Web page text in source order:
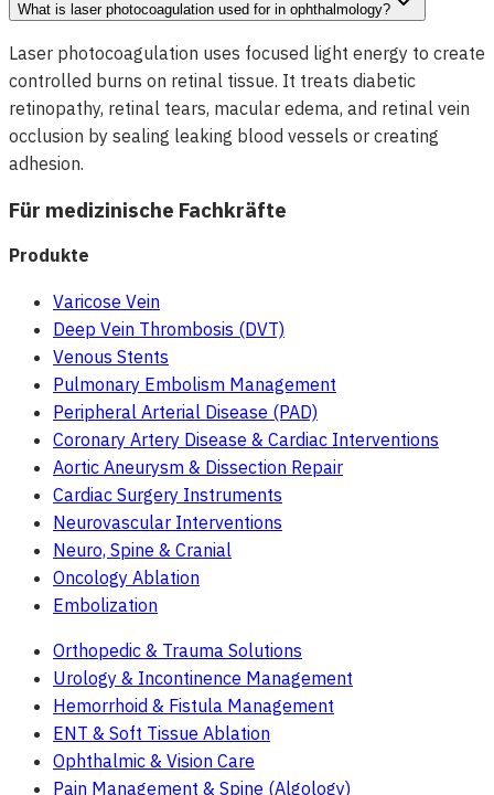
What is laser photocoagulation used for in ophthalmology?
Laser photocoagulation uses focused light energy to create
controlled burns on retinal tissue. It treats diabetic
retinopathy, retinal tears, macular edema, and retinal vein
occlusion by sealing leaking blood vessels or creating
adhesion.
Für medizinische Fachkräfte
Produkte
Varicose Vein
Deep Vein Thrombosis (DVT)
Venous Stents
Pulmonary Embolism Management
Peripheral Arterial Disease (PAD)
Coronary Artery Disease & Cardiac Interventions
Aortic Aneurysm & Dissection Repair
Cardiac Surgery Instruments
Neurovascular Interventions
Neuro, Spine & Cranial
Oncology Ablation
Embolization
Orthopedic & Trauma Solutions
Urology & Incontinence Management
Hemorrhoid & Fistula Management
ENT & Soft Tissue Ablation
Ophthalmic & Vision Care
Pain Management & Spine (Algology)